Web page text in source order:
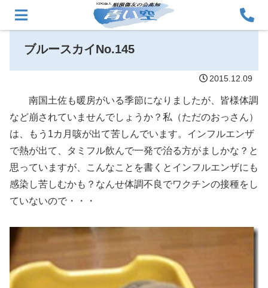
ブルースカイNo.145
2015.12.09
南国土佐も暖房がいる季節になりましたが、皆様体調
など崩されていませんでしょうか？私（ただのおっさん）
は、もう1カ月咳が出て苦しんでいます。インフルエンザ
で熱が出て、タミフル飲んで一発で治る方がましかな？と
思っていますが、こんなことを書くとインフルエンザにも
感染し苦しむかも？なんせ体調不良でワクチンの接種をし
ていないので・・・